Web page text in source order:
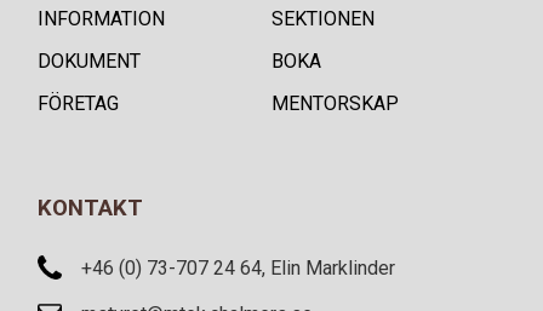
INFORMATION
SEKTIONEN
DOKUMENT
BOKA
FÖRETAG
MENTORSKAP
KONTAKT
+46 (0) 73-707 24 64, Elin Marklinder